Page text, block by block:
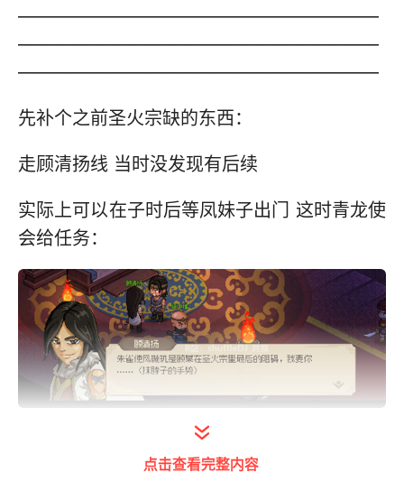
————————————————————
————————————————————
————————————————————
先补个之前圣火宗缺的东西：
走顾清扬线 当时没发现有后续
实际上可以在子时后等凤妹子出门 这时青龙使
会给任务：
打开今日头条查看图片详情
出去找凤妹子点刺杀（我知道大家肯定很不舒
点击查看完整内容